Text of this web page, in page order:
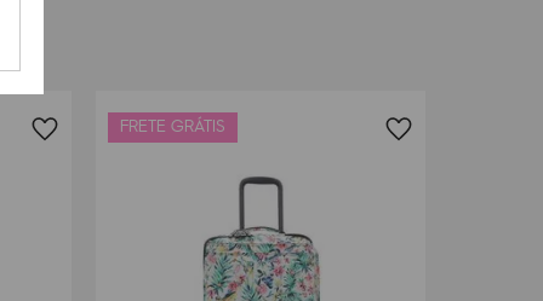
FRETE GRÁTIS